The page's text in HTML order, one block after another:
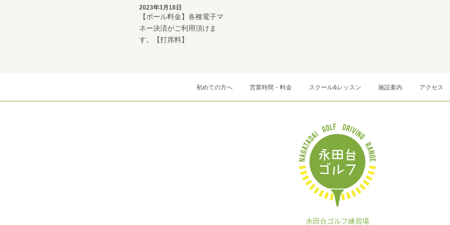
2023年3月18日
【ボール料金】各種電子マ
ネー決済がご利用頂けま
す。【打席料】
初めての方へ 営業時間・料金 スクール&レッスン 施設案内 アクセス
永田台ゴルフ練習場